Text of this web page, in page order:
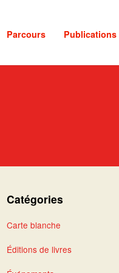
Parcours Publications
Catégories
Carte blanche
Éditions de livres